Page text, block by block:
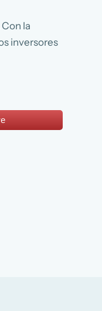
la
inversores